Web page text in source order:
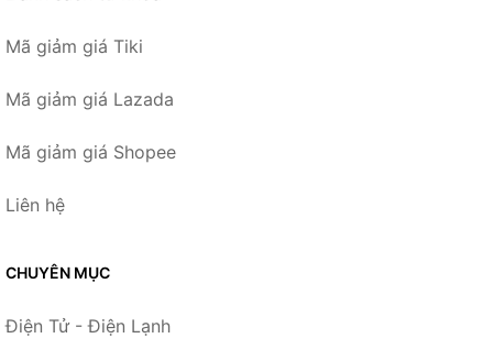
Mã giảm giá Tiki
Mã giảm giá Lazada
Mã giảm giá Shopee
Liên hệ
CHUYÊN MỤC
Điện Tử - Điện Lạnh